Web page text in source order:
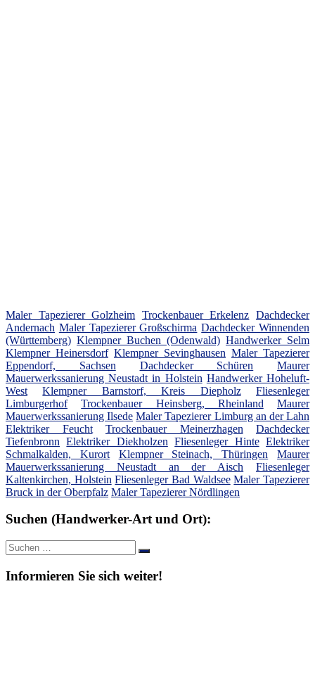
Maler Tapezierer Golzheim Trockenbauer Erkelenz Dachdecker
Andernach Maler Tapezierer Großschirma Dachdecker Winnenden
(Württemberg) Klempner Buchen (Odenwald) Handwerker Selm
Klempner Heinersdorf Klempner Sevinghausen Maler Tapezierer
Eppendorf, Sachsen
Dachdecker Schüren
Maurer
Mauerwerkssanierung Neustadt in Holstein Handwerker Hoheluft-
West
Klempner Barnstorf, Kreis Diepholz
Fliesenleger
Limburgerhof
Trockenbauer Heinsberg, Rheinland
Maurer
Mauerwerkssanierung Ilsede Maler Tapezierer Limburg an der Lahn
Elektriker Feucht
Trockenbauer Meinerzhagen
Dachdecker
Tiefenbronn
Elektriker Diekholzen Fliesenleger Hinte Elektriker
Schmalkalden, Kurort
Klempner Steinach, Thüringen
Maurer
Mauerwerkssanierung Neustadt an der Aisch
Fliesenleger
Kaltenkirchen, Holstein Fliesenleger Bad Waldsee Maler Tapezierer
Bruck in der Oberpfalz Maler Tapezierer Nördlingen
Suchen (Handwerker-Art und Ort):
Suche
nach:
Suchen
Informieren Sie sich weiter!